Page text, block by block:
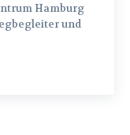
Hamburg
und